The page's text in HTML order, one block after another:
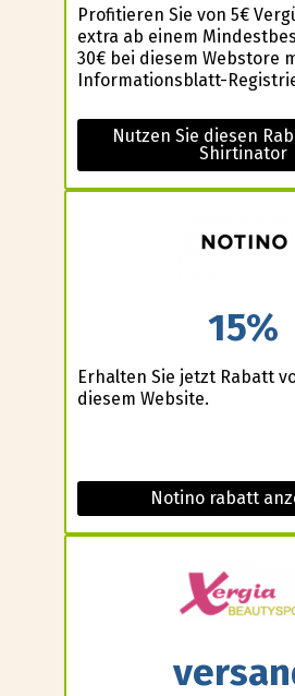
Profitieren Sie von 5€
extra ab einem
30€ bei diesem Webstore
Informationsblatt-
Nutzen Sie diesen
Shirtinator
15%
Erhalten Sie jetzt Rabatt
diesem Website.
Notino rabatt